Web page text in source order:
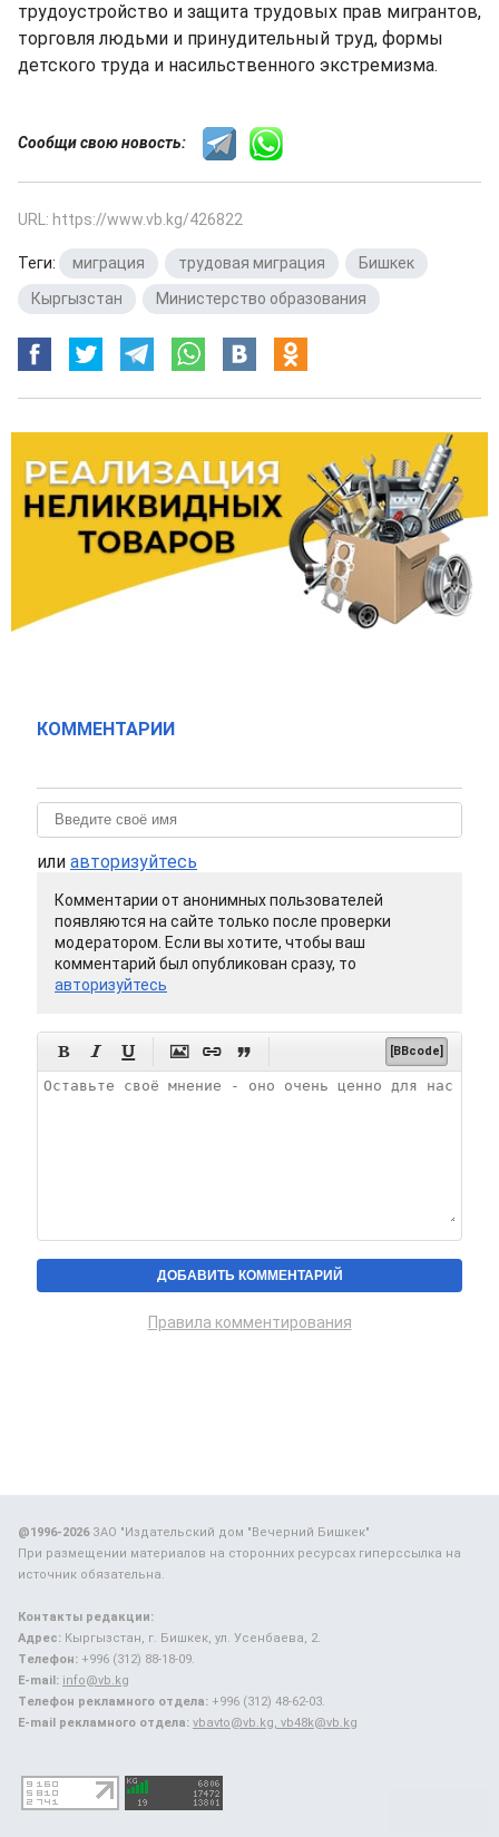
трудоустройство и защита трудовых прав мигрантов,
торговля людьми и принудительный труд, формы
детского труда и насильственного экстремизма.
Сообщи свою новость:
URL: https://www.vb.kg/426822
Теги: миграция трудовая миграция Бишкек
Кыргызстан
Министерство образования
КОММЕНТАРИИ
или авторизуйтесь
Комментарии от анонимных пользователей
появляются на сайте только после проверки
модератором. Если вы хотите, чтобы ваш
комментарий был опубликован сразу, то
авторизуйтесь
      [BBcode]
Правила комментирования
@1996-2026ЗАО "Издательский дом "Вечерний Бишкек"
При размещении материалов на сторонних ресурсах гиперссылка на
источник обязательна.
Контакты редакции:
Адрес: Кыргызстан, г. Бишкек, ул. Усенбаева, 2.
Телефон: +996 (312) 88-18-09.
E-mail: info@vb.kg
Телефон рекламного отдела: +996 (312) 48-62-03.
E-mail рекламного отдела: vbavto@vb.kg, vb48k@vb.kg